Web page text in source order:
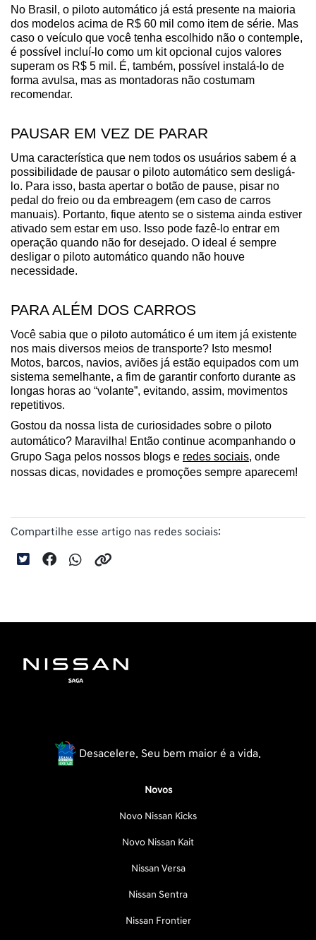
No Brasil, o piloto automático já está presente na maioria
dos modelos acima de R$ 60 mil como item de série. Mas
caso o veículo que você tenha escolhido não o contemple,
é possível incluí-lo como um kit opcional cujos valores
superam os R$ 5 mil. É, também, possível instalá-lo de
forma avulsa, mas as montadoras não costumam
recomendar.
PAUSAR EM VEZ DE PARAR
Uma característica que nem todos os usuários sabem é a
possibilidade de pausar o piloto automático sem desligá-
lo. Para isso, basta apertar o botão de pause, pisar no
pedal do freio ou da embreagem (em caso de carros
manuais). Portanto, fique atento se o sistema ainda estiver
ativado sem estar em uso. Isso pode fazê-lo entrar em
operação quando não for desejado. O ideal é sempre
desligar o piloto automático quando não houve
necessidade.
PARA ALÉM DOS CARROS
Você sabia que o piloto automático é um item já existente
nos mais diversos meios de transporte? Isto mesmo!
Motos, barcos, navios, aviões já estão equipados com um
sistema semelhante, a fim de garantir conforto durante as
longas horas ao “volante”, evitando, assim, movimentos
repetitivos.
Gostou da nossa lista de curiosidades sobre o piloto
automático? Maravilha! Então continue acompanhando o
Grupo Saga pelos nossos blogs e redes sociais, onde
nossas dicas, novidades e promoções sempre aparecem!
Compartilhe esse artigo nas redes sociais:
Desacelere. Seu bem maior é a vida.
Novos
Novo Nissan Kicks
Novo Nissan Kait
Nissan Versa
Nissan Sentra
Nissan Frontier